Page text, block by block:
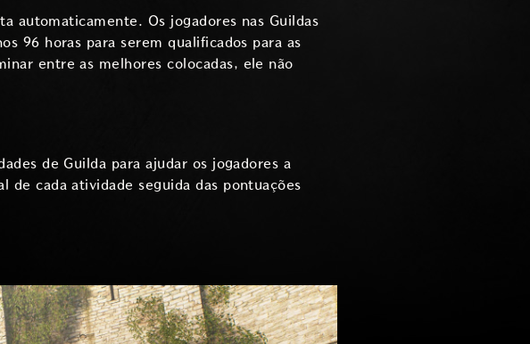
automaticamente. Os jogadores nas Guildas
96 horas para serem qualificados para as
entre as melhores colocadas, ele não
de Guilda para ajudar os jogadores a
de cada atividade seguida das pontuações